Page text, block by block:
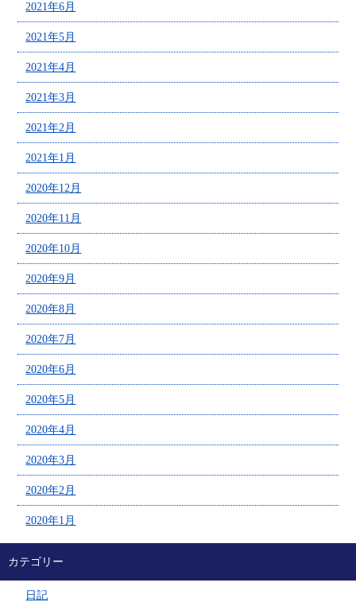
2021年6月
2021年5月
2021年4月
2021年3月
2021年2月
2021年1月
2020年12月
2020年11月
2020年10月
2020年9月
2020年8月
2020年7月
2020年6月
2020年5月
2020年4月
2020年3月
2020年2月
2020年1月
カテゴリー
日記